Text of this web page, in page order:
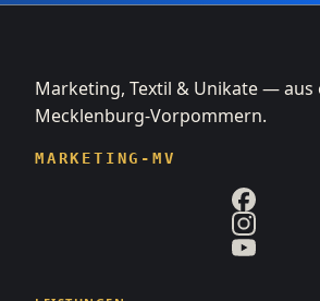
Marketing, Textil & Unikate — aus
Mecklenburg-Vorpommern.
MARKETING-MV